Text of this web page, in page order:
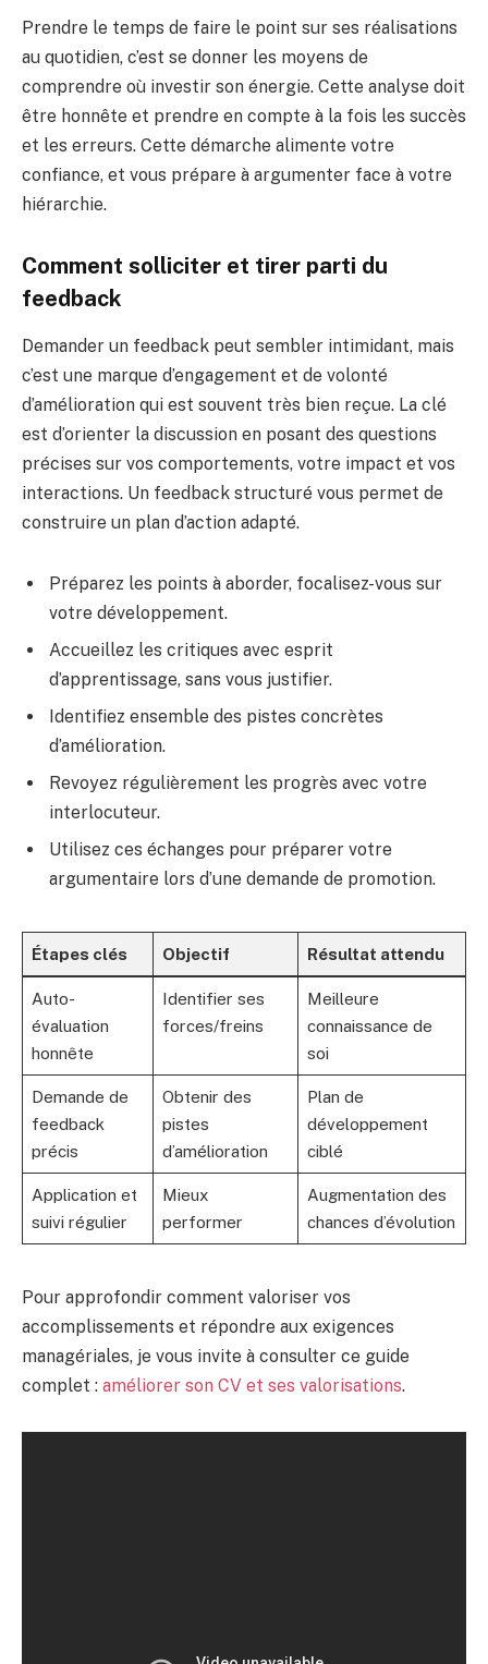
Prendre le temps de faire le point sur ses réalisations
au quotidien, c’est se donner les moyens de
comprendre où investir son énergie. Cette analyse doit
être honnête et prendre en compte à la fois les succès
et les erreurs. Cette démarche alimente votre
confiance, et vous prépare à argumenter face à votre
hiérarchie.
Comment solliciter et tirer parti du
feedback
Demander un feedback peut sembler intimidant, mais
c’est une marque d’engagement et de volonté
d’amélioration qui est souvent très bien reçue. La clé
est d’orienter la discussion en posant des questions
précises sur vos comportements, votre impact et vos
interactions. Un feedback structuré vous permet de
construire un plan d’action adapté.
Préparez les points à aborder, focalisez-vous sur
votre développement.
Accueillez les critiques avec esprit
d’apprentissage, sans vous justifier.
Identifiez ensemble des pistes concrètes
d’amélioration.
Revoyez régulièrement les progrès avec votre
interlocuteur.
Utilisez ces échanges pour préparer votre
argumentaire lors d’une demande de promotion.
Étapes clés Objectif Résultat attendu
Auto-
évaluation
honnête
Identifier ses
forces/freins
Meilleure
connaissance de
soi
Demande de
feedback
précis
Obtenir des
pistes
d’amélioration
Plan de
développement
ciblé
Application et
suivi régulier
Mieux
performer
Augmentation des
chances d’évolution
Pour approfondir comment valoriser vos
accomplissements et répondre aux exigences
managériales, je vous invite à consulter ce guide
complet : améliorer son CV et ses valorisations.